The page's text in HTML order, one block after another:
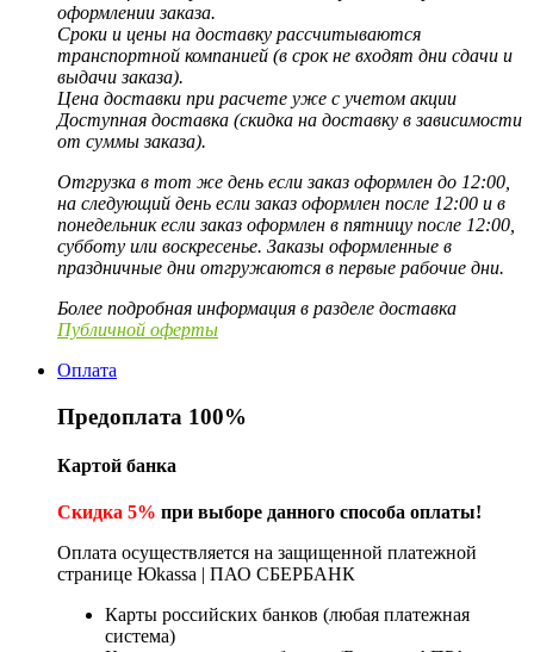
оформлении заказа.
Сроки и цены на доставку рассчитываются
транспортной компанией (в срок не входят дни сдачи и
выдачи заказа).
Цена доставки при расчете уже с учетом акции
Доступная доставка (скидка на доставку в зависимости
от суммы заказа).
Отгрузка в тот же день если заказ оформлен до 12:00,
на следующий день если заказ оформлен после 12:00 и в
понедельник если заказ оформлен в пятницу после 12:00,
субботу или воскресенье. Заказы оформленные в
праздничные дни отгружаются в первые рабочие дни.
Более подробная информация в разделе доставка
Публичной оферты
Оплата
Предоплата 100%
Картой банка
Скидка 5% при выборе данного способа оплаты!
Оплата осуществляется на защищенной платежной
странице Юkassa | ПАО СБЕРБАНК
Карты российских банков (любая платежная
система)